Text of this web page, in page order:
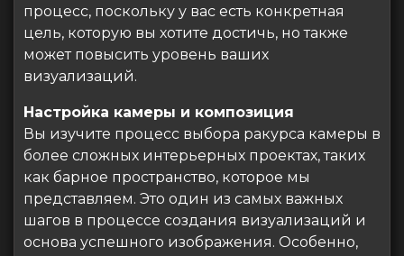
процесс, поскольку у вас есть конкретная
цель, которую вы хотите достичь, но также
может повысить уровень ваших
визуализаций.
Настройка камеры и композиция
Вы изучите процесс выбора ракурса камеры в
более сложных интерьерных проектах, таких
как барное пространство, которое мы
представляем. Это один из самых важных
шагов в процессе создания визуализаций и
основа успешного изображения. Особенно,